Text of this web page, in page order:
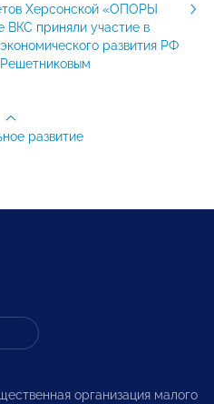
Херсонской «ОПОРЫ
приняли участие в
развития РФ
развитие
организация малого